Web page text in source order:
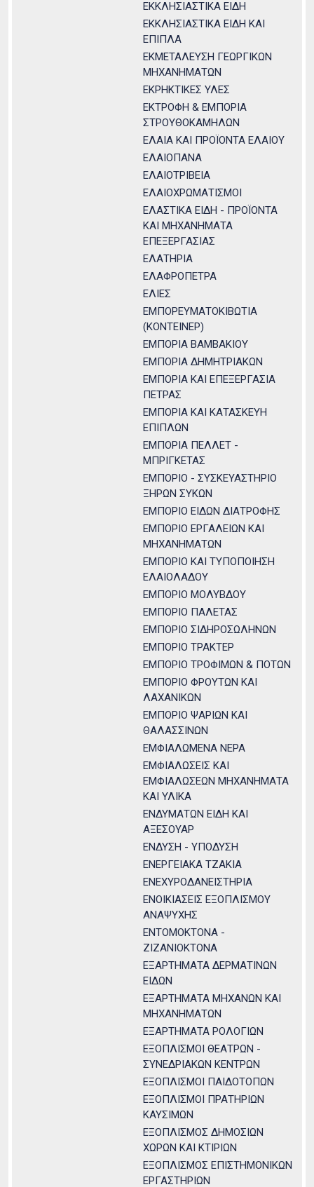
ΕΚΚΛΗΣΙΑΣΤΙΚΑ ΕΙΔΗ
ΕΚΚΛΗΣΙΑΣΤΙΚΑ ΕΙΔΗ ΚΑΙ
ΕΠΙΠΛΑ
ΕΚΜΕΤΑΛΕΥΣΗ ΓΕΩΡΓΙΚΩΝ
ΜΗΧΑΝΗΜΑΤΩΝ
ΕΚΡΗΚΤΙΚΕΣ ΥΛΕΣ
ΕΚΤΡΟΦΗ & ΕΜΠΟΡΙΑ
ΣΤΡΟΥΘΟΚΑΜΗΛΩΝ
ΕΛΑΙΑ ΚΑΙ ΠΡΟΪΟΝΤΑ ΕΛΑΙΟΥ
ΕΛΑΙΟΠΑΝΑ
ΕΛΑΙΟΤΡΙΒΕΙΑ
ΕΛΑΙΟΧΡΩΜΑΤΙΣΜΟΙ
ΕΛΑΣΤΙΚΑ ΕΙΔΗ - ΠΡΟΪΟΝΤΑ
ΚΑΙ ΜΗΧΑΝΗΜΑΤΑ
ΕΠΕΞΕΡΓΑΣΙΑΣ
ΕΛΑΤΗΡΙΑ
ΕΛΑΦΡΟΠΕΤΡΑ
ΕΛΙΕΣ
ΕΜΠΟΡΕΥΜΑΤΟΚΙΒΩΤΙΑ
(ΚΟΝΤΕΙΝΕΡ)
ΕΜΠΟΡΙΑ ΒΑΜΒΑΚΙΟΥ
ΕΜΠΟΡΙΑ ΔΗΜΗΤΡΙΑΚΩΝ
ΕΜΠΟΡΙΑ ΚΑΙ ΕΠΕΞΕΡΓΑΣΙΑ
ΠΕΤΡΑΣ
ΕΜΠΟΡΙΑ ΚΑΙ ΚΑΤΑΣΚΕΥΗ
ΕΠΙΠΛΩΝ
ΕΜΠΟΡΙΑ ΠΕΛΛΕΤ -
ΜΠΡΙΓΚΕΤΑΣ
ΕΜΠΟΡΙΟ - ΣΥΣΚΕΥΑΣΤΗΡΙΟ
ΞΗΡΩΝ ΣΥΚΩΝ
ΕΜΠΟΡΙΟ ΕΙΔΩΝ ΔΙΑΤΡΟΦΗΣ
ΕΜΠΟΡΙΟ ΕΡΓΑΛΕΙΩΝ ΚΑΙ
ΜΗΧΑΝΗΜΑΤΩΝ
ΕΜΠΟΡΙΟ ΚΑΙ ΤΥΠΟΠΟΙΗΣΗ
ΕΛΑΙΟΛΑΔΟΥ
ΕΜΠΟΡΙΟ ΜΟΛΥΒΔΟΥ
ΕΜΠΟΡΙΟ ΠΑΛΕΤΑΣ
ΕΜΠΟΡΙΟ ΣΙΔΗΡΟΣΩΛΗΝΩΝ
ΕΜΠΟΡΙΟ ΤΡΑΚΤΕΡ
ΕΜΠΟΡΙΟ ΤΡΟΦΙΜΩΝ & ΠΟΤΩΝ
ΕΜΠΟΡΙΟ ΦΡΟΥΤΩΝ ΚΑΙ
ΛΑΧΑΝΙΚΩΝ
ΕΜΠΟΡΙΟ ΨΑΡΙΩΝ ΚΑΙ
ΘΑΛΑΣΣΙΝΩΝ
ΕΜΦΙΑΛΩΜΕΝΑ ΝΕΡΑ
ΕΜΦΙΑΛΩΣΕΙΣ ΚΑΙ
ΕΜΦΙΑΛΩΣΕΩΝ ΜΗΧΑΝΗΜΑΤΑ
ΚΑΙ ΥΛΙΚΑ
ΕΝΔΥΜΑΤΩΝ ΕΙΔΗ ΚΑΙ
ΑΞΕΣΟΥΑΡ
ΕΝΔΥΣΗ - ΥΠΟΔΥΣΗ
ΕΝΕΡΓΕΙΑΚΑ ΤΖΑΚΙΑ
ΕΝΕΧΥΡΟΔΑΝΕΙΣΤΗΡΙΑ
ΕΝΟΙΚΙΑΣΕΙΣ ΕΞΟΠΛΙΣΜΟΥ
ΑΝΑΨΥΧΗΣ
ΕΝΤΟΜΟΚΤΟΝΑ -
ΖΙΖΑΝΙΟΚΤΟΝΑ
ΕΞΑΡΤΗΜΑΤΑ ΔΕΡΜΑΤΙΝΩΝ
ΕΙΔΩΝ
ΕΞΑΡΤΗΜΑΤΑ ΜΗΧΑΝΩΝ ΚΑΙ
ΜΗΧΑΝΗΜΑΤΩΝ
ΕΞΑΡΤΗΜΑΤΑ ΡΟΛΟΓΙΩΝ
ΕΞΟΠΛΙΣΜΟΙ ΘΕΑΤΡΩΝ -
ΣΥΝΕΔΡΙΑΚΩΝ ΚΕΝΤΡΩΝ
ΕΞΟΠΛΙΣΜΟΙ ΠΑΙΔΟΤΟΠΩΝ
ΕΞΟΠΛΙΣΜΟΙ ΠΡΑΤΗΡΙΩΝ
ΚΑΥΣΙΜΩΝ
ΕΞΟΠΛΙΣΜΟΣ ΔΗΜΟΣΙΩΝ
ΧΩΡΩΝ ΚΑΙ ΚΤΙΡΙΩΝ
ΕΞΟΠΛΙΣΜΟΣ ΕΠΙΣΤΗΜΟΝΙΚΩΝ
ΕΡΓΑΣΤΗΡΙΩΝ